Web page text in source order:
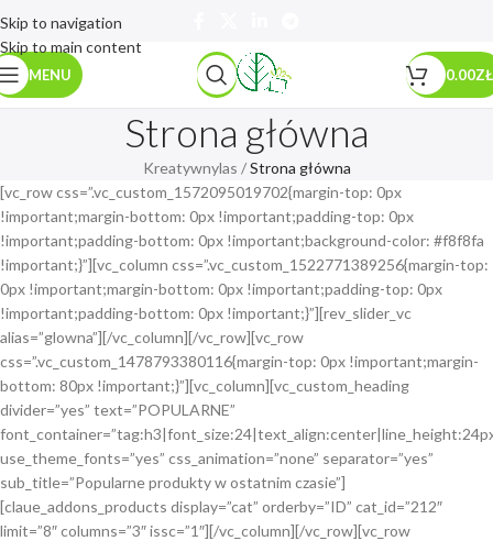
Skip to navigation
Skip to main content
MENU 0.00ZŁ
Strona główna
Kreatywnylas /Strona główna
[vc_row css=”.vc_custom_1572095019702{margin-top: 0px
!important;margin-bottom: 0px !important;padding-top: 0px
!important;padding-bottom: 0px !important;background-color: #f8f8fa
!important;}”][vc_column css=”.vc_custom_1522771389256{margin-top:
0px !important;margin-bottom: 0px !important;padding-top: 0px
!important;padding-bottom: 0px !important;}”][rev_slider_vc
alias=”glowna”][/vc_column][/vc_row][vc_row
css=”.vc_custom_1478793380116{margin-top: 0px !important;margin-
bottom: 80px !important;}”][vc_column][vc_custom_heading
divider=”yes” text=”POPULARNE”
use_theme_fonts=”yes” css_animation=”none” separator=”yes”
sub_title=”Popularne produkty w ostatnim czasie”]
[claue_addons_products display=”cat” orderby=”ID” cat_id=”212″
limit=”8″ columns=”3″ issc=”1″][/vc_column][/vc_row][vc_row